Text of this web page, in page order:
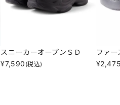
スニーカーオープンＳＤ
¥7,590 (税込)
ファ
¥2,475